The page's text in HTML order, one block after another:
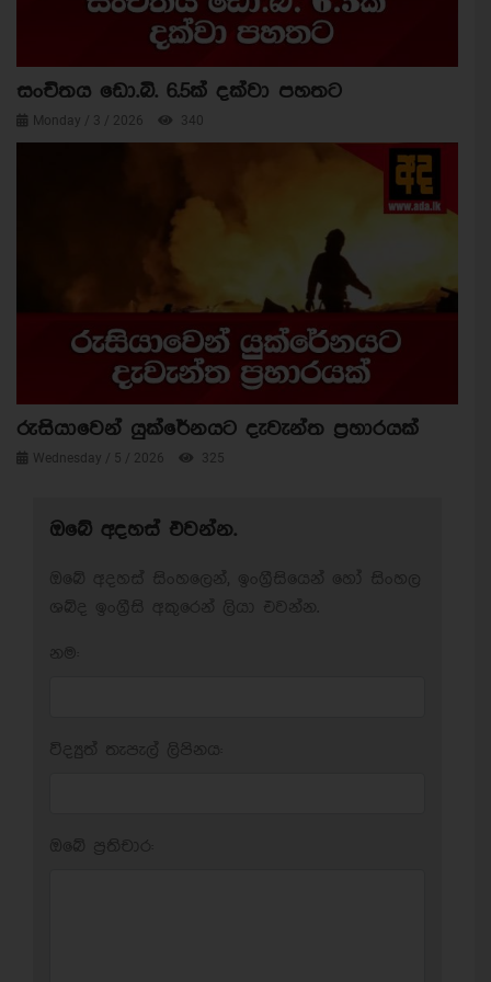
සංචිතය ඩො.බි. 6.5ක් දක්වා පහතට
Monday / 3 / 2026 340
රුසියාවෙන් යුක්රේනයට දැවැන්ත ප්‍රහාරයක්
Wednesday / 5 / 2026 325
ඔබේ අදහස් එවන්න.